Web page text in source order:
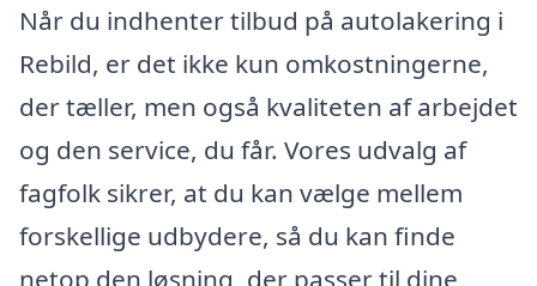
Når du indhenter tilbud på autolakering i
Rebild, er det ikke kun omkostningerne,
der tæller, men også kvaliteten af arbejdet
og den service, du får. Vores udvalg af
fagfolk sikrer, at du kan vælge mellem
forskellige udbydere, så du kan finde
netop den løsning, der passer til dine